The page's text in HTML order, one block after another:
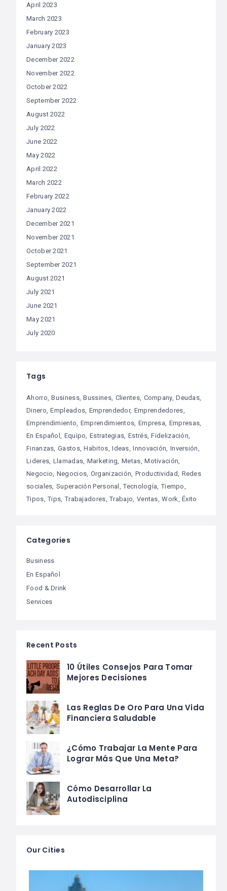
April 2023
March 2023
February 2023
January 2023
December 2022
November 2022
October 2022
September 2022
August 2022
July 2022
June 2022
May 2022
April 2022
March 2022
February 2022
January 2022
December 2021
November 2021
October 2021
September 2021
August 2021
July 2021
June 2021
May 2021
July 2020
Tags
Ahorro Business Bussines Clientes Company Deudas
Dinero Empleados Emprendedor Emprendedores
Emprendimiento Emprendimientos Empresa Empresas
En Español Equipo Estrategias Estrés Fidelización
Finanzas Gastos Habitos Ideas Innovación Inversión
Lideres Llamadas Marketing Metas Motivación
Negocio Negocios Organización Productividad Redes
sociales Superación Personal Tecnología Tiempo
Tipos Tips Trabajadores Trabajo Ventas Work Éxito
Categories
Business
En Español
Food & Drink
Services
Recent Posts
10 Útiles Consejos Para Tomar
Mejores Decisiones
Las Reglas De Oro Para Una Vida
Financiera Saludable
¿Cómo Trabajar La Mente Para
Lograr Más Que Una Meta?
Cómo Desarrollar La
Autodisciplina
Our Cities